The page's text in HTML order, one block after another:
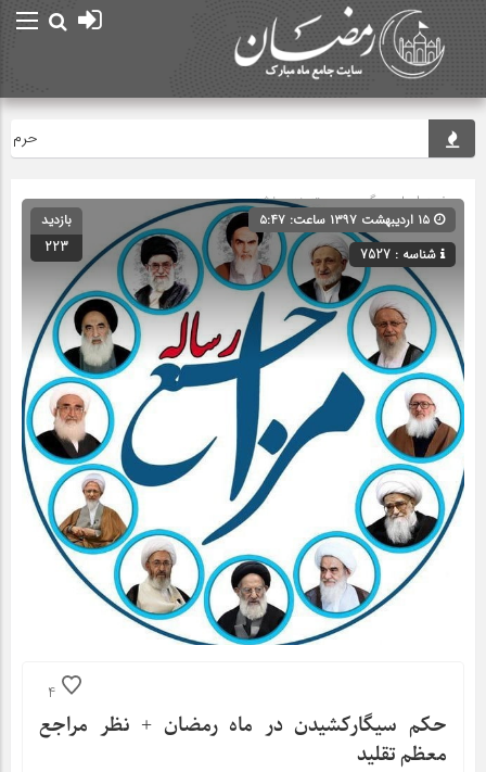
حرم
صفحه اصلی» گروه » دسته‌بندی نشده
شناسه : 7527
بازدید
223
4
حکم سیگارکشیدن در ماه رمضان + نظر مراجع
معظم تقلید